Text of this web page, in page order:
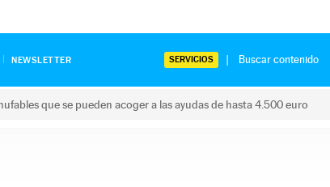
NEWSLETTER SERVICIOS
que se pueden acoger a las ayudas de hasta 4.500 euro